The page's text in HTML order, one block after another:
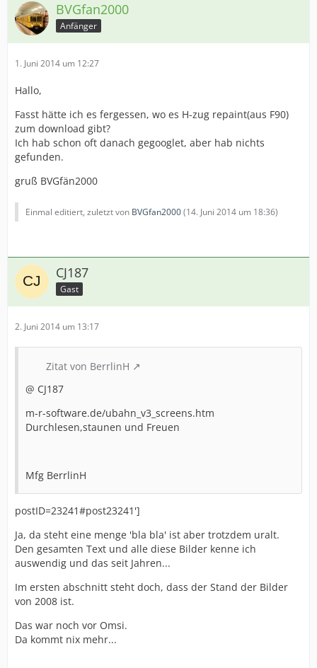
BVGfan2000
Anfänger
1. Juni 2014 um 12:27
Hallo,
Fasst hätte ich es fergessen, wo es H-zug repaint(aus F90)
zum download gibt?
Ich hab schon oft danach gegooglet, aber hab nichts
gefunden.
gruß BVGfän2000
Einmal editiert, zuletzt von BVGfan2000(14. Juni 2014 um 18:36)
CJ187
Gast
2. Juni 2014 um 13:17
Zitat von BerrlinH
@ CJ187
m-r-software.de/ubahn_v3_screens.htm
Durchlesen,staunen und Freuen
Mfg BerrlinH
postID=23241#post23241']
Ja, da steht eine menge 'bla bla' ist aber trotzdem uralt.
Den gesamten Text und alle diese Bilder kenne ich
auswendig und das seit Jahren...
Im ersten abschnitt steht doch, dass der Stand der Bilder
von 2008 ist.
Das war noch vor Omsi.
Da kommt nix mehr...